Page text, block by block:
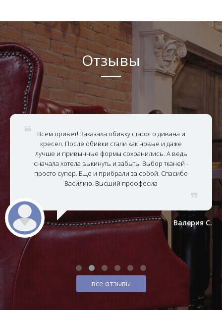
Отзывы
Всем привет! Заказала обивку старого дивана и
кресел. После обивки стали как новые и даже
лучше и привычные формы сохранились. А ведь
сначала хотела выкинуть и забыть. Выбор тканей -
просто супер. Еще и прибрали за собой. Спасибо
Василию. Высший проффесиа
Валерия С.
все отзывы